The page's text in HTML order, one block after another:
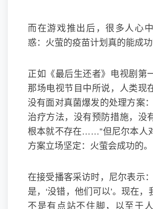
而在游戏推出后，很多人心
惑：火萤的疫苗计划真的能成功
正如《最后生还者》电视剧第
那场电视节目中所说，人类现
没有面对真菌爆发的处理方案
治疗方法，没有预防措施，没
根本就不存在……”但尼尔本人
方案立场坚定：火萤会成功的。
在接受播客采访时，尼尔表示
是，‘没错，他们可以’。现在，
不是有点站不住脚，以至于